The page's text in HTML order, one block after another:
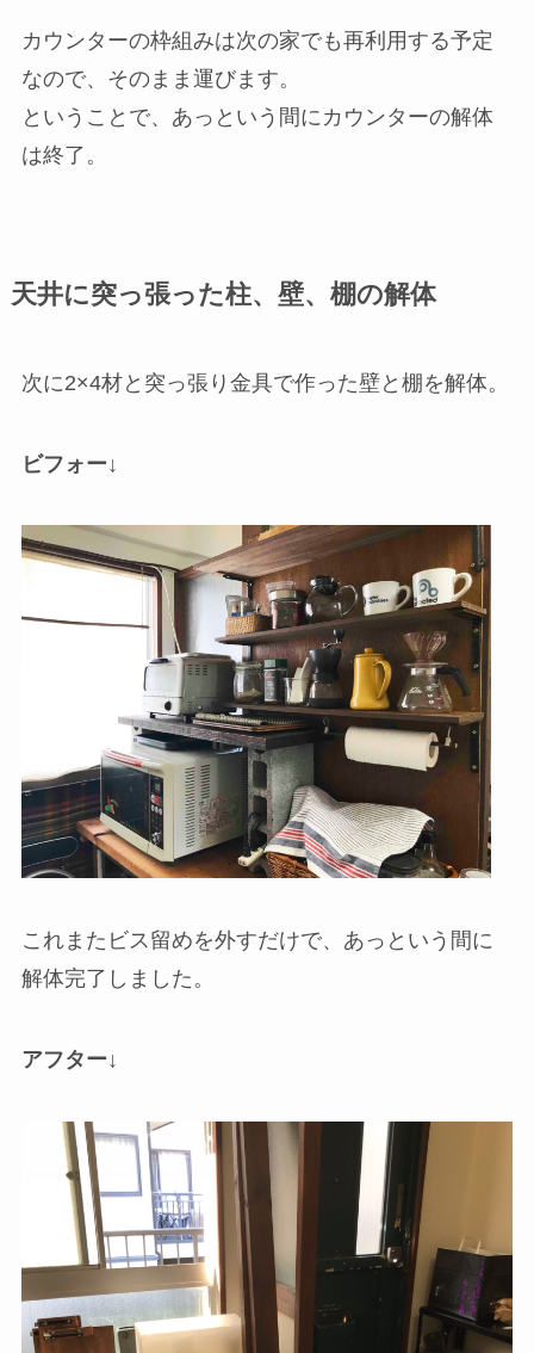
カウンターの枠組みは次の家でも再利用する予定
なので、そのまま運びます。
ということで、あっという間にカウンターの解体
は終了。
天井に突っ張った柱、壁、棚の解体
次に2×4材と突っ張り金具で作った壁と棚を解体。
ビフォー↓
これまたビス留めを外すだけで、あっという間に
解体完了しました。
アフター↓